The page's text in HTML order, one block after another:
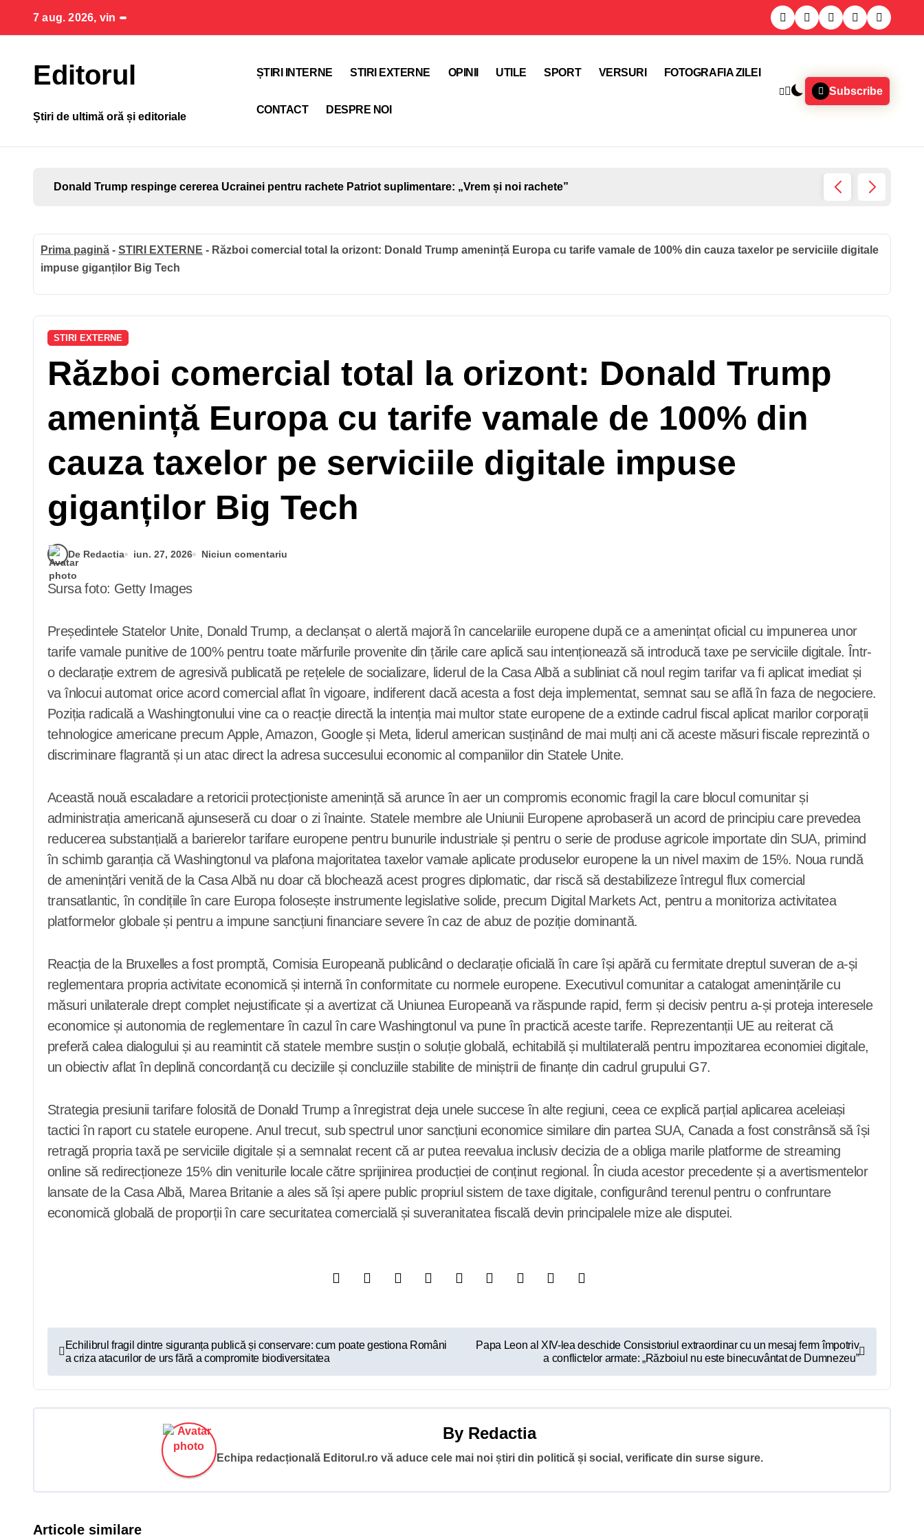
conținut
7 aug. 2026, vin
Editorul
Știri de ultimă oră și editoriale
ȘTIRI INTERNE STIRI EXTERNE OPINII UTILE SPORT VERSURI FOTOGRAFIA ZILEI
CONTACT DESPRE NOI
Subscribe
Donald Trump respinge cererea Ucrainei pentru rachete Patriot suplimentare: „Vrem și noi rachete”
Prima pagină - STIRI EXTERNE - Război comercial total la orizont: Donald Trump amenință Europa cu tarife vamale de 100% din cauza taxelor pe serviciile digitale
impuse giganților Big Tech
STIRI EXTERNE
Război comercial total la orizont: Donald Trump
amenință Europa cu tarife vamale de 100% din
cauza taxelor pe serviciile digitale impuse
giganților Big Tech
De Redactia iun. 27, 2026 Niciun comentariu
Sursa foto: Getty Images
Președintele Statelor Unite, Donald Trump, a declanșat o alertă majoră în cancelariile europene după ce a amenințat oficial cu impunerea unor
tarife vamale punitive de 100% pentru toate mărfurile provenite din țările care aplică sau intenționează să introducă taxe pe serviciile digitale. Într-
o declarație extrem de agresivă publicată pe rețelele de socializare, liderul de la Casa Albă a subliniat că noul regim tarifar va fi aplicat imediat și
va înlocui automat orice acord comercial aflat în vigoare, indiferent dacă acesta a fost deja implementat, semnat sau se află în faza de negociere.
Poziția radicală a Washingtonului vine ca o reacție directă la intenția mai multor state europene de a extinde cadrul fiscal aplicat marilor corporații
tehnologice americane precum Apple, Amazon, Google și Meta, liderul american susținând de mai mulți ani că aceste măsuri fiscale reprezintă o
discriminare flagrantă și un atac direct la adresa succesului economic al companiilor din Statele Unite.
Această nouă escaladare a retoricii protecționiste amenință să arunce în aer un compromis economic fragil la care blocul comunitar și
administrația americană ajunseseră cu doar o zi înainte. Statele membre ale Uniunii Europene aprobaseră un acord de principiu care prevedea
reducerea substanțială a barierelor tarifare europene pentru bunurile industriale și pentru o serie de produse agricole importate din SUA, primind
în schimb garanția că Washingtonul va plafona majoritatea taxelor vamale aplicate produselor europene la un nivel maxim de 15%. Noua rundă
de amenințări venită de la Casa Albă nu doar că blochează acest progres diplomatic, dar riscă să destabilizeze întregul flux comercial
transatlantic, în condițiile în care Europa folosește instrumente legislative solide, precum Digital Markets Act, pentru a monitoriza activitatea
platformelor globale și pentru a impune sancțiuni financiare severe în caz de abuz de poziție dominantă.
Reacția de la Bruxelles a fost promptă, Comisia Europeană publicând o declarație oficială în care își apără cu fermitate dreptul suveran de a-și
reglementara propria activitate economică și internă în conformitate cu normele europene. Executivul comunitar a catalogat amenințările cu
măsuri unilaterale drept complet nejustificate și a avertizat că Uniunea Europeană va răspunde rapid, ferm și decisiv pentru a-și proteja interesele
economice și autonomia de reglementare în cazul în care Washingtonul va pune în practică aceste tarife. Reprezentanții UE au reiterat că
preferă calea dialogului și au reamintit că statele membre susțin o soluție globală, echitabilă și multilaterală pentru impozitarea economiei digitale,
un obiectiv aflat în deplină concordanță cu deciziile și concluziile stabilite de miniștrii de finanțe din cadrul grupului G7.
Strategia presiunii tarifare folosită de Donald Trump a înregistrat deja unele succese în alte regiuni, ceea ce explică parțial aplicarea aceleiași
tactici în raport cu statele europene. Anul trecut, sub spectrul unor sancțiuni economice similare din partea SUA, Canada a fost constrânsă să își
retragă propria taxă pe serviciile digitale și a semnalat recent că ar putea reevalua inclusiv decizia de a obliga marile platforme de streaming
online să redirecționeze 15% din veniturile locale către sprijinirea producției de conținut regional. În ciuda acestor precedente și a avertismentelor
lansate de la Casa Albă, Marea Britanie a ales să își apere public propriul sistem de taxe digitale, configurând terenul pentru o confruntare
economică globală de proporții în care securitatea comercială și suveranitatea fiscală devin principalele mize ale disputei.
N
a
v
Echilibrul fragil dintre siguranța publică și conservare: cum poate gestiona Români
a criza atacurilor de urs fără a compromite biodiversitatea
Papa Leon al XIV-lea deschide Consistoriul extraordinar cu un mesaj ferm împotriv
a conflictelor armate: „Războiul nu este binecuvântat de Dumnezeu”
By Redactia
Echipa redacțională Editorul.ro vă aduce cele mai noi știri din politică și social, verificate din surse sigure.
Articole similare